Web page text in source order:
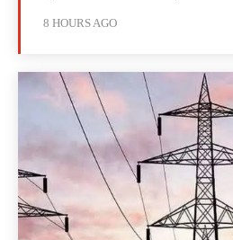
8 HOURS AGO